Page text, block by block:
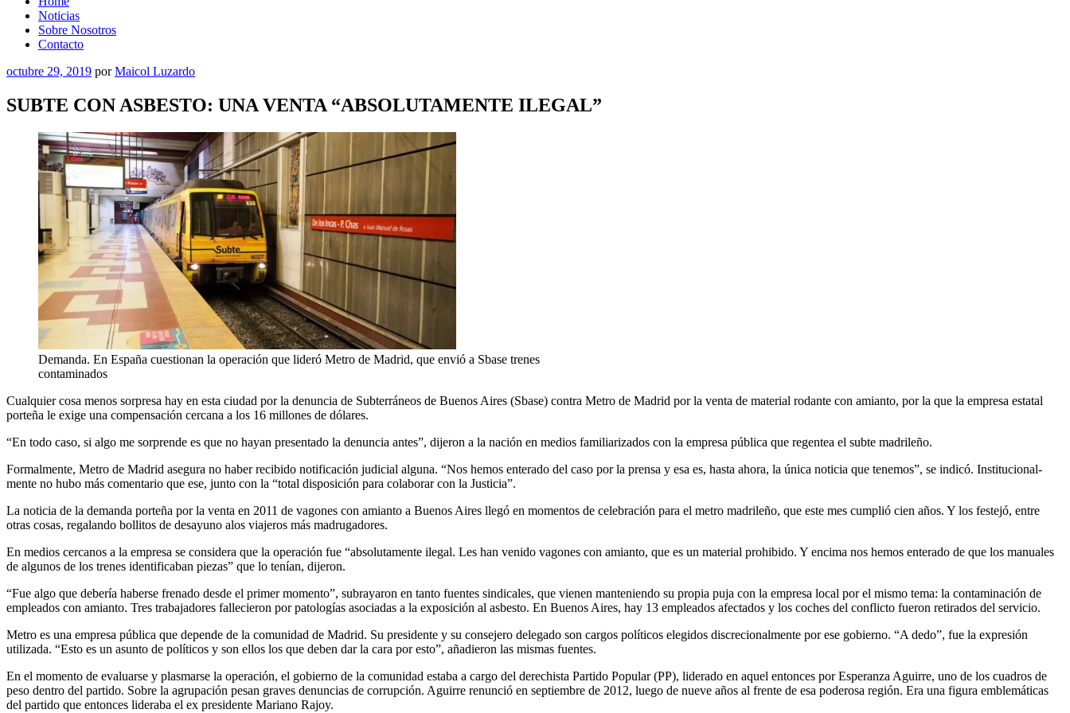
Noticias
Sobre Nosotros
Contacto
Publicado
octubre 29, 2019 porMaicol Luzardo
SUBTE CON ASBESTO: UNA VENTA “ABSOLUTAMENTE ILEGAL”
Demanda. En España cuestionan la operación que lideró Metro de Madrid, que envió a Sbase trenes
contaminados
Cualquier cosa menos sorpresa hay en esta ciudad por la denuncia de Subterráneos de Buenos Aires (Sbase) contra Metro de Madrid por la venta de material rodante con amianto, por la que la empresa estatal
porteña le exige una compensación cercana a los 16 millones de dólares.
“En todo caso, si algo me sorprende es que no hayan presentado la denuncia antes”, dijeron a la nación en medios familiarizados con la empresa pública que regentea el subte madrileño.
Formalmente, Metro de Madrid asegura no haber recibido notificación judicial alguna. “Nos hemos enterado del caso por la prensa y esa es, hasta ahora, la única noticia que tenemos”, se indicó. Institucional-
mente no hubo más comentario que ese, junto con la “total disposición para colaborar con la Justicia”.
La noticia de la demanda porteña por la venta en 2011 de vagones con amianto a Buenos Aires llegó en momentos de celebración para el metro madrileño, que este mes cumplió cien años. Y los festejó, entre
otras cosas, regalando bollitos de desayuno alos viajeros más madrugadores.
En medios cercanos a la empresa se considera que la operación fue “absolutamente ilegal. Les han venido vagones con amianto, que es un material prohibido. Y encima nos hemos enterado de que los manuales
de algunos de los trenes identificaban piezas” que lo tenían, dijeron.
“Fue algo que debería haberse frenado desde el primer momento”, subrayaron en tanto fuentes sindicales, que vienen manteniendo su propia puja con la empresa local por el mismo tema: la contaminación de
empleados con amianto. Tres trabajadores fallecieron por patologías asociadas a la exposición al asbesto. En Buenos Aires, hay 13 empleados afectados y los coches del conflicto fueron retirados del servicio.
Metro es una empresa pública que depende de la comunidad de Madrid. Su presidente y su consejero delegado son cargos políticos elegidos discrecionalmente por ese gobierno. “A dedo”, fue la expresión
utilizada. “Esto es un asunto de políticos y son ellos los que deben dar la cara por esto”, añadieron las mismas fuentes.
En el momento de evaluarse y plasmarse la operación, el gobierno de la comunidad estaba a cargo del derechista Partido Popular (PP), liderado en aquel entonces por Esperanza Aguirre, uno de los cuadros de
peso dentro del partido. Sobre la agrupación pesan graves denuncias de corrupción. Aguirre renunció en septiembre de 2012, luego de nueve años al frente de esa poderosa región. Era una figura emblemáticas
del partido que entonces lideraba el ex presidente Mariano Rajoy.